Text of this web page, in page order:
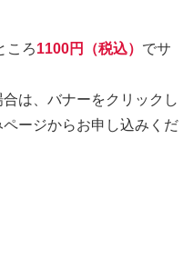
ころ1100円（税込） でサ
は、バナーをクリックし
ージからお申し込みくだ